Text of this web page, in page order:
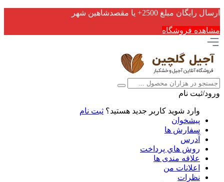
ارسال رایگان مبلغ 2500+ یا مقصدشاهین شهر
مشاهده فروشگاه
ورود/ثبت نام
وارد شوید کاربر جدید هستید؟ ثبت نام
پیشخوان
سفارش ها
آدرس
روش هاي پرداخت
علاقه مندی ها
اعلانات من
نظرات